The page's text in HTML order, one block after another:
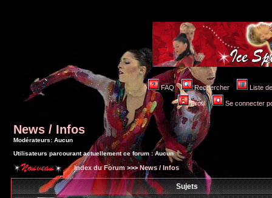
FAQ Rechercher Liste
Profil Se connecter
News / Infos
Modérateurs: Aucun
Utilisateurs parcourant actuellement ce forum : Aucun
Index du Forum >>>News / Infos
Sujets